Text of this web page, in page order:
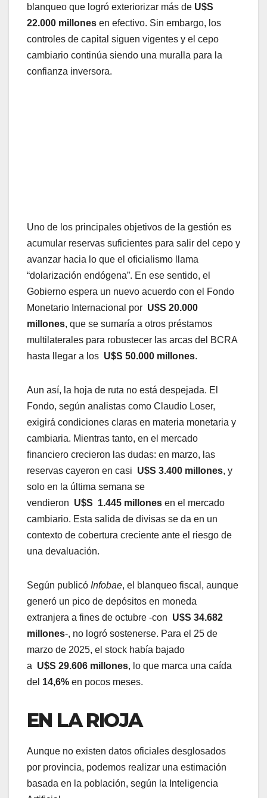
blanqueo que logró exteriorizar más de U$S
22.000 millones en efectivo. Sin embargo, los
controles de capital siguen vigentes y el cepo
cambiario continúa siendo una muralla para la
confianza inversora.
Uno de los principales objetivos de la gestión es
acumular reservas suficientes para salir del cepo y
avanzar hacia lo que el oficialismo llama
“dolarización endógena”. En ese sentido, el
Gobierno espera un nuevo acuerdo con el Fondo
Monetario Internacional por U$S 20.000
millones, que se sumaría a otros préstamos
multilaterales para robustecer las arcas del BCRA
hasta llegar a los U$S 50.000 millones.
Aun así, la hoja de ruta no está despejada. El
Fondo, según analistas como Claudio Loser,
exigirá condiciones claras en materia monetaria y
cambiaria. Mientras tanto, en el mercado
financiero crecieron las dudas: en marzo, las
reservas cayeron en casi U$S 3.400 millones, y
solo en la última semana se
vendieron U$S 1.445 millones en el mercado
cambiario. Esta salida de divisas se da en un
contexto de cobertura creciente ante el riesgo de
una devaluación.
Según publicó Infobae, el blanqueo fiscal, aunque
generó un pico de depósitos en moneda
extranjera a fines de octubre -con U$S 34.682
millones-, no logró sostenerse. Para el 25 de
marzo de 2025, el stock había bajado
a U$S 29.606 millones, lo que marca una caída
del 14,6% en pocos meses.
EN LA RIOJA
Aunque no existen datos oficiales desglosados
por provincia, podemos realizar una estimación
basada en la población, según la Inteligencia